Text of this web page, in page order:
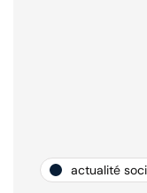
actualité